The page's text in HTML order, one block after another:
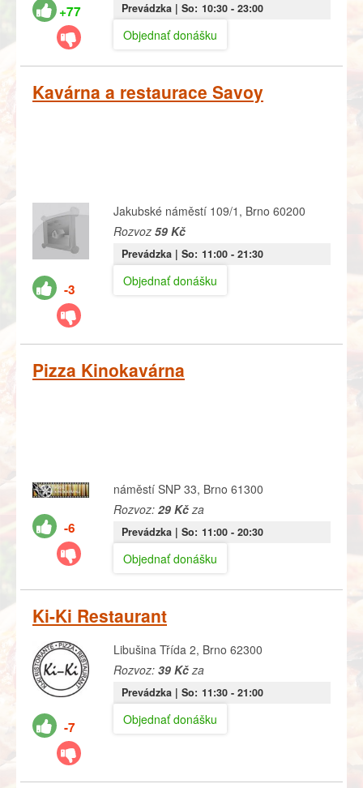
+77 Prevádzka | So: 10:30- 23:00
Objednať donášku
Kavárna a restaurace Savoy
-3
Jakubské náměstí 109/1, Brno 60200
Rozvoz 59 Kč
Prevádzka | So: 11:00- 21:30
Objednať donášku
Pizza Kinokavárna
-6
náměstí SNP 33, Brno 61300
Rozvoz: 29 Kčza
Prevádzka | So: 11:00- 20:30
Objednať donášku
Ki-Ki Restaurant
-7
Libušina Třída 2, Brno 62300
Rozvoz: 39 Kčza
Prevádzka | So: 11:30- 21:00
Objednať donášku